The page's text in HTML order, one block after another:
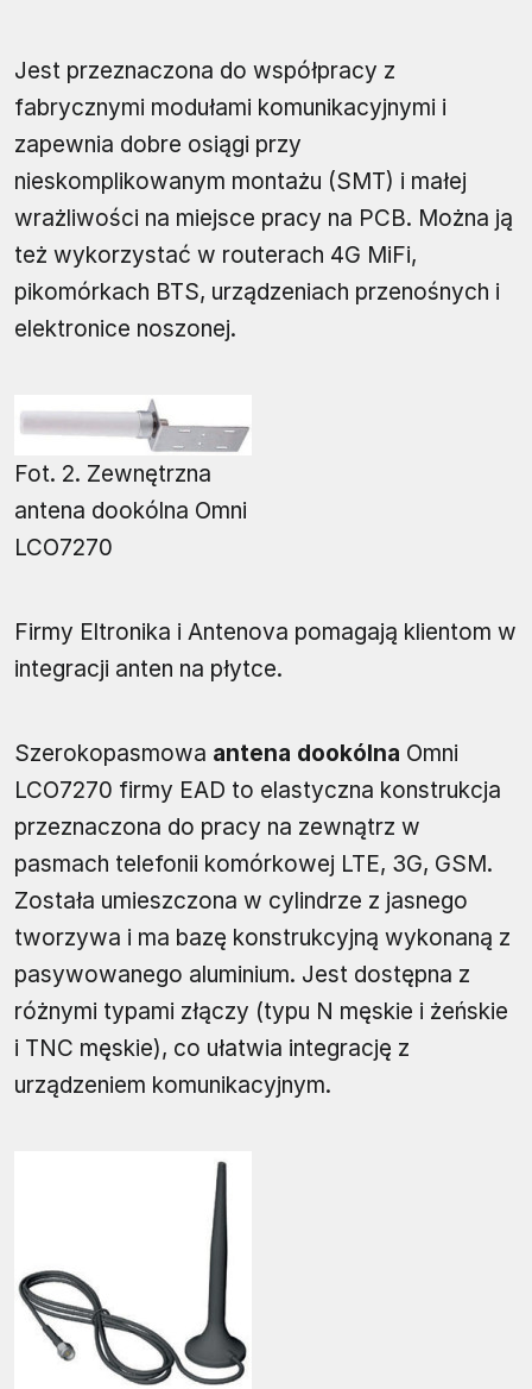
Jest przeznaczona do współpracy z
fabrycznymi modułami komunikacyjnymi i
zapewnia dobre osiągi przy
nieskomplikowanym montażu (SMT) i małej
wrażliwości na miejsce pracy na PCB. Można ją
też wykorzystać w routerach 4G MiFi,
pikomórkach BTS, urządzeniach przenośnych i
elektronice noszonej.
Fot. 2. Zewnętrzna
antena dookólna Omni
LCO7270
Firmy Eltronika i Antenova pomagają klientom w
integracji anten na płytce.
Szerokopasmowa antena dookólna Omni
LCO7270 firmy EAD to elastyczna konstrukcja
przeznaczona do pracy na zewnątrz w
pasmach telefonii komórkowej LTE, 3G, GSM.
Została umieszczona w cylindrze z jasnego
tworzywa i ma bazę konstrukcyjną wykonaną z
pasywowanego aluminium. Jest dostępna z
różnymi typami złączy (typu N męskie i żeńskie
i TNC męskie), co ułatwia integrację z
urządzeniem komunikacyjnym.